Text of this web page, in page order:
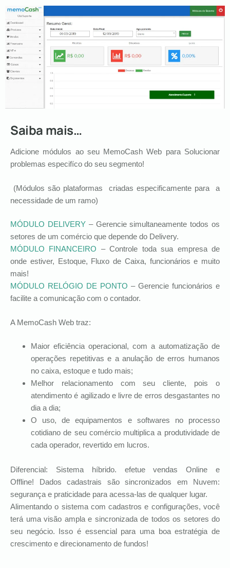
Saiba mais…
Adicione módulos ao seu MemoCash Web para Solucionar
problemas especifíco do seu segmento!
(Módulos são plataformas criadas especificamente para a
necessidade de um ramo)
MÓDULO DELIVERY– Gerencie simultaneamente todos os
setores de um comércio que depende do Delivery.
MÓDULO FINANCEIRO – Controle toda sua empresa de
onde estiver, Estoque, Fluxo de Caixa, funcionários e muito
mais!
MÓDULO RELÓGIO DE PONTO – Gerencie funcionários e
facilite a comunicação com o contador.
A MemoCash Web traz:
Maior eficiência operacional, com a automatização de
operações repetitivas e a anulação de erros humanos
no caixa, estoque e tudo mais;
Melhor relacionamento com seu cliente, pois o
atendimento é agilizado e livre de erros desgastantes no
dia a dia;
O uso, de equipamentos e softwares no processo
cotidiano de seu comércio multiplica a produtividade de
cada operador, revertido em lucros.
Diferencial: Sistema híbrido. efetue vendas Online e
Offline! Dados cadastrais são sincronizados em Nuvem:
segurança e praticidade para acessa-las de qualquer lugar.
Alimentando o sistema com cadastros e configurações, você
terá uma visão ampla e sincronizada de todos os setores do
seu negócio. Isso é essencial para uma boa estratégia de
crescimento e direcionamento de fundos!